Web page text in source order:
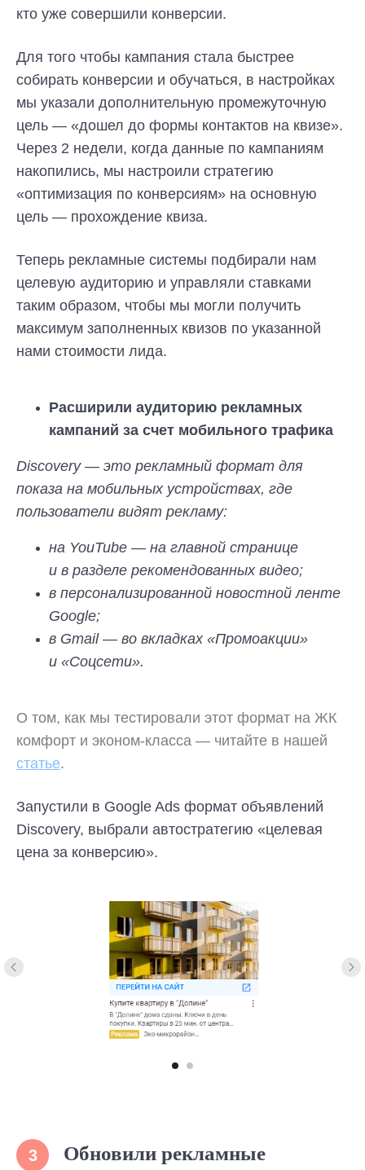
кто уже совершили конверсии.
Для того чтобы кампания стала быстрее
собирать конверсии и обучаться, в настройках
мы указали дополнительную промежуточную
цель — «дошел до формы контактов на квизе».
Через 2 недели, когда данные по кампаниям
накопились, мы настроили стратегию
«оптимизация по конверсиям» на основную
цель — прохождение квиза.
Теперь рекламные системы подбирали нам
целевую аудиторию и управляли ставками
таким образом, чтобы мы могли получить
максимум заполненных квизов по указанной
нами стоимости лида.
Расширили аудиторию рекламных
кампаний за счет мобильного трафика
Discovery — это рекламный формат для
показа на мобильных устройствах, где
пользователи видят рекламу:
на YouTube — на главной странице
и в разделе рекомендованных видео;
в персонализированной новостной ленте
Google;
в Gmail — во вкладках «Промоакции»
и «Соцсети».
О том, как мы тестировали этот формат на ЖК
комфорт и эконом-класса — читайте в нашей
статье.
Запустили в Google Ads формат объявлений
Discovery, выбрали автостратегию «целевая
цена за конверсию».
3 Обновили рекламные